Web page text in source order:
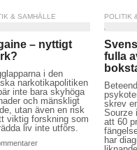
& SAMHÄLLE
– nyttigt
i den
narkotikapolitiken
inte bara skyhöga
och mänskligt
utan även en risk
viktig forskning som
liv inte utförs.
POLITIK
fulla
skrev
Sourze
att 60
har